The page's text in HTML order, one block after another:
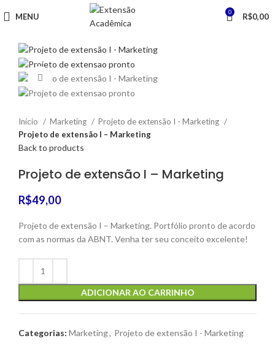
MENU 0 R$0,00
Click to enlarge
Início Marketing
Projeto de extensão I - Marketing
Projeto de extensão I – Marketing
Back to products
Projeto de extensão I – Marketing
R$49,00
Projeto de extensão I – Marketing. Portfólio pronto de acordo
com as normas da ABNT. Venha ter seu conceito excelente!
ADICIONAR AO CARRINHO
Categorias: Marketing, Projeto de extensão I - Marketing